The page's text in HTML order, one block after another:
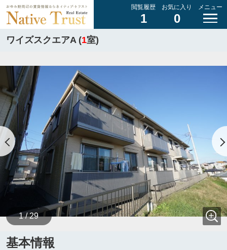
閲覧履歴
1
お気に入り
0
メニュー
ワイズスクエアA (1室)
1 / 29
基本情報